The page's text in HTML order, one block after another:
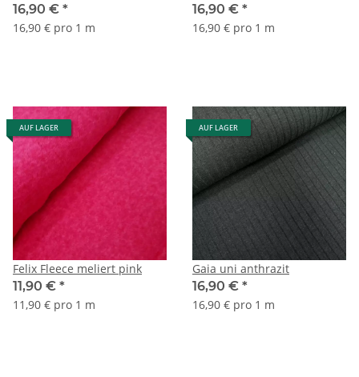
16,90 € *
16,90 € pro 1 m
16,90 € *
16,90 € pro 1 m
AUF LAGER
Felix Fleece meliert pink
11,90 € *
11,90 € pro 1 m
AUF LAGER
Gaia uni anthrazit
16,90 € *
16,90 € pro 1 m